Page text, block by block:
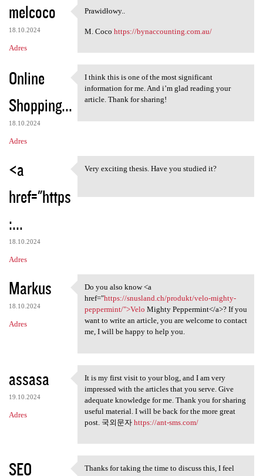
melcoco
18.10.2024
Adres
Prawidłowy..
Prawidłowy..
M. Coco https://bynaccounting.com.au/
Online
Shopping...
18.10.2024
Adres
I think this is one of the
I think this is one of the most significant
information for me. And i’m glad reading your
article. Thank for sharing!
<a
href="https
:...
18.10.2024
Adres
Very exciting thesis. Have
Very exciting thesis. Have you studied it?
Markus
18.10.2024
Adres
Do you also know <a href=
Do you also know <a
href="https://snusland.ch/produkt/velo-mighty-
peppermint/">Velo Mighty Peppermint</a>? If you
want to write an article, you are welcome to contact
me, I will be happy to help you.
assasa
19.10.2024
Adres
It is my first visit to your
It is my first visit to your blog, and I am very
impressed with the articles that you serve. Give
adequate knowledge for me. Thank you for sharing
useful material. I will be back for the more great
post. 국외문자 https://ant-sms.com/
SEO
Thanks for taking the time to discuss this, I feel